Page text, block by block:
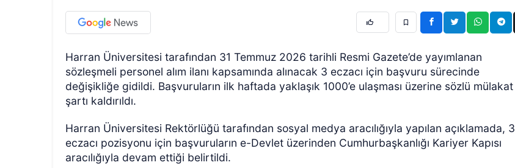
Harran Üniversitesi tarafından 31 Temmuz 2026 tarihli Resmi Gazete’de yayımlanan
sözleşmeli personel alım ilanı kapsamında alınacak 3 eczacı için başvuru sürecinde
değişikliğe gidildi. Başvuruların ilk haftada yaklaşık 1000’e ulaşması üzerine sözlü mülakat
şartı kaldırıldı.
Harran Üniversitesi Rektörlüğü tarafından sosyal medya aracılığıyla yapılan açıklamada, 3
eczacı pozisyonu için başvuruların e-Devlet üzerinden Cumhurbaşkanlığı Kariyer Kapısı
aracılığıyla devam ettiği belirtildi.